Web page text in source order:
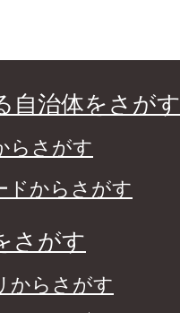
自治体をさがす
らさがす
ドからさがす
さがす
からさがす